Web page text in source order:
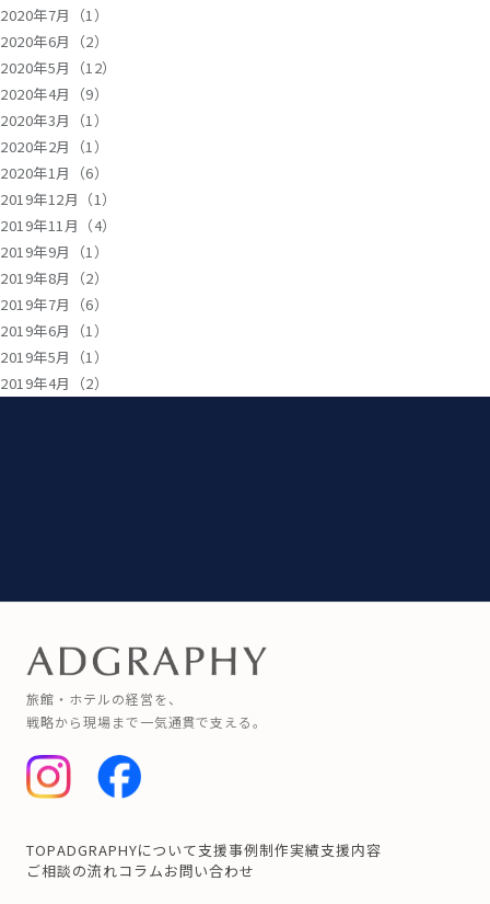
2020年7月（1）
2020年6月（2）
2020年5月（12）
2020年4月（9）
2020年3月（1）
2020年2月（1）
2020年1月（6）
2019年12月（1）
2019年11月（4）
2019年9月（1）
2019年8月（2）
2019年7月（6）
2019年6月（1）
2019年5月（1）
2019年4月（2）
旅館・ホテルの経営を、
戦略から現場まで一気通貫で支える。
TOPADGRAPHYについて支援事例制作実績支援内容
ご相談の流れコラムお問い合わせ